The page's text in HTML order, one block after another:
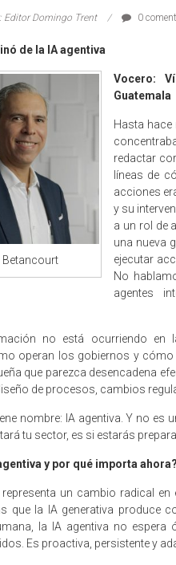
Editor Domingo Trent 0
de la IA agentiva
Vocero:
Guatemala
Hasta
redactar
líneas de
acciones
y su
a un rol de
una nueva
ejecutar
No
agentes
no está ocurriendo en
operan los gobiernos y
que parezca desencadena
de procesos, cambios
nombre: IA agentiva. Y no es
tu sector, es si estarás
y por qué importa ahora?
representa un cambio radical
que la IA generativa produce
la IA agentiva no
Es proactiva, persistente y